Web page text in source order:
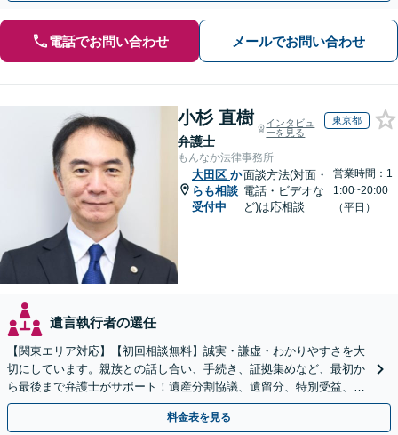
電話でお問い合わせ メールでお問い合わせ
小杉 直樹
弁護士
インタビュ
ーを見る
東京都
もんなか法律事務所
大田区 か
らも相談
受付中
面談方法(対面・
電話・ビデオな
ど)は応相談
営業時間：1
1:00~20:00
（平日）
遺言執行者の選任
【関東エリア対応】【初回相談無料】誠実・謙虚・わかりやすさを大
切にしています。親族との話し合い、手続き、証拠集めなど、最初か
ら最後まで弁護士がサポート！遺産分割協議、遺留分、特別受益、使
い込み、相続放棄など、お任せ【弁護士歴15年以上】
料金表を見る